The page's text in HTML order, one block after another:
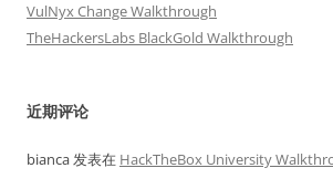
VulNyx Change Walkthrough
TheHackersLabs BlackGold Walkthrough
近期评论
bianca发表在 HackTheBox University